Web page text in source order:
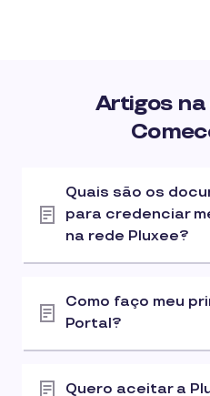
Artigos
Quais são os
para credenciar
na rede Pluxee?
Como faço meu
Portal?
Quero aceitar a